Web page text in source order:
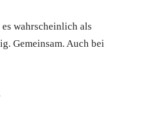
wahrscheinlich als
Gemeinsam. Auch bei